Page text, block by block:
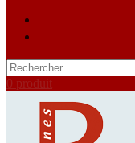
0 produit